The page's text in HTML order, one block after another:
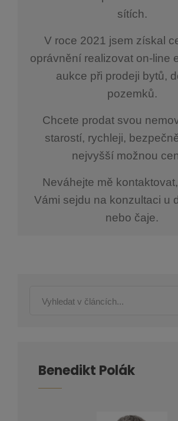
sítích.
V roce 2021 jsem získal
oprávnění realizovat on-line
aukce při prodeji bytů,
pozemků.
Chcete prodat svou
starostí, rychleji,
nejvyšší možnou
Neváhejte mě
Vámi sejdu na konzultaci u
nebo čaje.
Benedikt Polák